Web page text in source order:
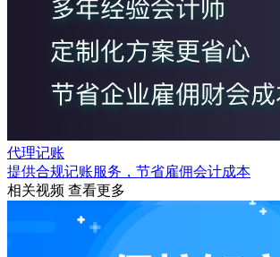
代理记账
提供合规记账服务，节省雇佣会计成本
相关视频 查看更多